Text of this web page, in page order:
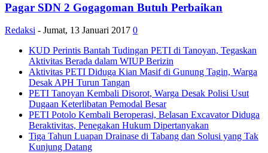
Pagar SDN 2 Gogagoman Butuh Perbaikan
Redaksi - Jumat, 13 Januari 2017 0
KUD Perintis Bantah Tudingan PETI di Tanoyan, Tegaskan
Aktivitas Berada dalam WIUP Berizin
Aktivitas PETI Diduga Kian Masif di Gunung Tagin, Warga
Desak APH Turun Tangan
PETI Tanoyan Kembali Disorot, Warga Desak Polisi Usut
Dugaan Keterlibatan Pemodal Besar
PETI Potolo Kembali Beroperasi, Belasan Excavator Diduga
Beraktivitas, Penegakan Hukum Dipertanyakan
Tiga Tahun Luapan Drainase di Tabang dan Solusi yang Tak
Kunjung Datang